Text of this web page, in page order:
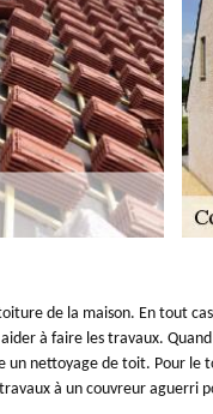
de la maison. En tout
à faire les travaux.
nettoyage de toit. Pour le
à un couvreur aguerri